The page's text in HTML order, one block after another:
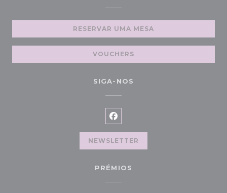
RESERVAR UMA MESA
VOUCHERS
SIGA-NOS
Facebook ((abre numa
NEWSLETTER
PRÉMIOS